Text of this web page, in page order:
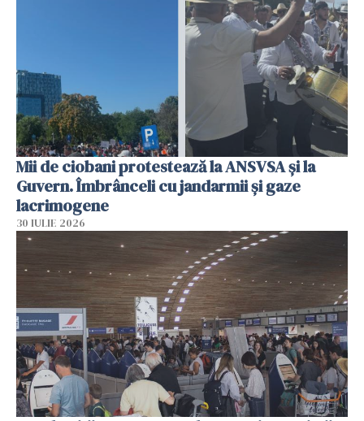
Mii de ciobani protestează la ANSVSA și la
Guvern. Îmbrânceli cu jandarmii și gaze
lacrimogene
30 IULIE 2026